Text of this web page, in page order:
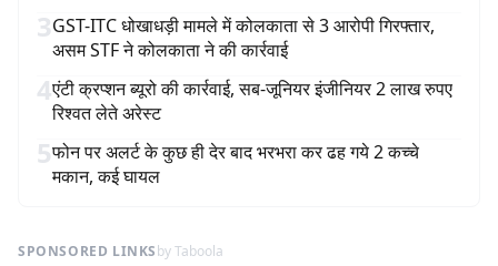
3GST-ITC धोखाधड़ी मामले में कोलकाता से 3 आरोपी गिरफ्तार,
असम STF ने कोलकाता ने की कार्रवाई
4एंटी क्रप्शन ब्यूरो की कार्रवाई, सब-जूनियर इंजीनियर 2 लाख रुपए
रिश्वत लेते अरेस्ट
5फोन पर अलर्ट के कुछ ही देर बाद भरभरा कर ढह गये 2 कच्चे
मकान, कई घायल
SPONSORED LINKSby Taboola